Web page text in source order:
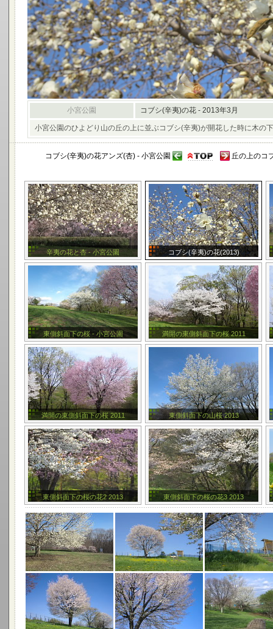
小宮公園 コブシ(辛夷)の花 - 2013年3月
小宮公園のひよどり山の丘の上に並ぶコブシ(辛夷)が開花した時に木の
コブシ(辛夷)の花アンズ(杏) - 小宮公園 丘の上のコ
辛夷の花と杏 - 小宮公園 コブシ(辛夷)の花(2013)
東側斜面下の桜 - 小宮公園 満開の東側斜面下の桜 2011
満開の東側斜面下の桜 2011 東側斜面下の山桜 2013
東側斜面下の桜の花2 2013 東側斜面下の桜の花3 2013